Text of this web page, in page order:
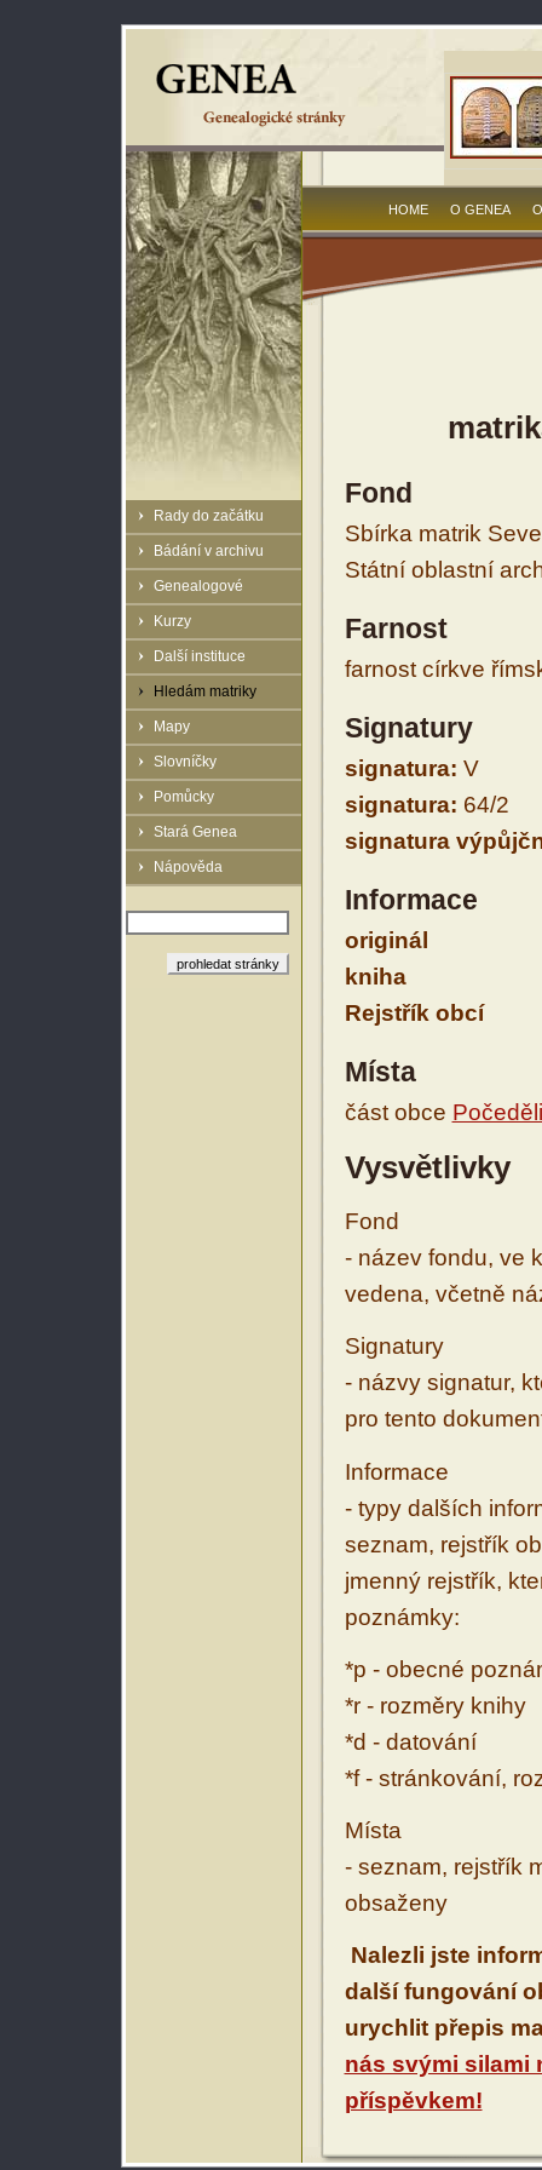
Rady do začátku
Bádání v archivu
Genealogové
Kurzy
Další instituce
Hledám matriky
Mapy
Slovníčky
Pomůcky
Stará Genea
Nápověda
HOME O GENEA
Fond
Sbírka matrik
Státní oblastní
Farnost
farnost církve
Signatury
signatura: V
signatura: 64/2
signatura
Informace
originál
kniha
Rejstřík obcí
Místa
část obce
Vysvětlivky
Fond
- název fondu, ve
vedena, včetně
Signatury
- názvy signatur,
pro tento
Informace
- typy dalších
seznam, rejstřík
jmenný rejstřík,
poznámky:
*p - obecné
*r - rozměry knihy
*d - datování
*f - stránkování,
Místa
- seznam, rejstřík
obsaženy
Nalezli jste
další fungování
urychlit přepis
nás svými silami
příspěvkem!